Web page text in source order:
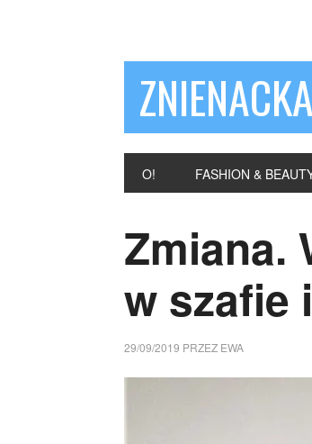
O! FASHION &
Zmiana.
w
29/09/2019 PRZEZ EWA